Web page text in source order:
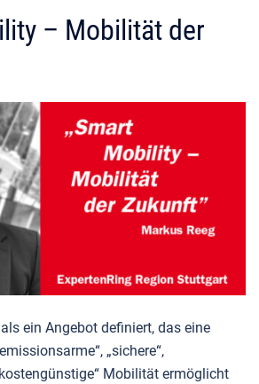
– Mobilität der
ein Angebot definiert, das eine
„sichere“,
Mobilität ermöglicht